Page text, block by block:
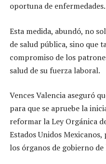
oportuna de enfermedades.
Esta medida, abundó, no
de salud pública, sino que
compromiso de los
salud de su fuerza laboral.
Vences Valencia aseguró
para que se apruebe la
reformar la Ley Orgánica
Estados Unidos
los órganos de gobierno